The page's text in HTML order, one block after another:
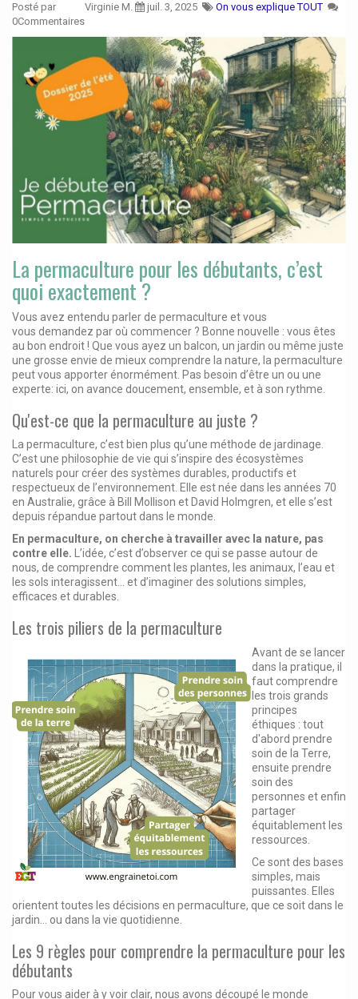
Posté par Virginie M. juil. 3, 2025
On vous explique TOUT
0Commentaires
La permaculture pour les débutants, c’est
quoi exactement ?
Vous avez entendu parler de permaculture et vous
vous demandez par où commencer ? Bonne nouvelle : vous êtes
au bon endroit ! Que vous ayez un balcon, un jardin ou même juste
une grosse envie de mieux comprendre la nature, la permaculture
peut vous apporter énormément. Pas besoin d’être un ou une
experte: ici, on avance doucement, ensemble, et à son rythme.
Qu'est-ce que la permaculture au juste ?
La permaculture, c’est bien plus qu’une méthode de jardinage.
C’est une philosophie de vie qui s’inspire des écosystèmes
naturels pour créer des systèmes durables, productifs et
respectueux de l’environnement. Elle est née dans les années 70
en Australie, grâce à Bill Mollison et David Holmgren, et elle s’est
depuis répandue partout dans le monde.
En permaculture, on cherche à travailler avec la nature, pas
contre elle. L’idée, c’est d’observer ce qui se passe autour de
nous, de comprendre comment les plantes, les animaux, l’eau et
les sols interagissent... et d’imaginer des solutions simples,
efficaces et durables.
Les trois piliers de la permaculture
Avant de se lancer
dans la pratique, il
faut comprendre
les trois grands
principes
éthiques : tout
d'abord prendre
soin de la Terre,
ensuite prendre
soin des
personnes et enfin
partager
équitablement les
ressources.
Ce sont des bases
simples, mais
puissantes. Elles
orientent toutes les décisions en permaculture, que ce soit dans le
jardin… ou dans la vie quotidienne.
Les 9 règles pour comprendre la permaculture pour les
débutants
Pour vous aider à y voir clair, nous avons découpé le monde